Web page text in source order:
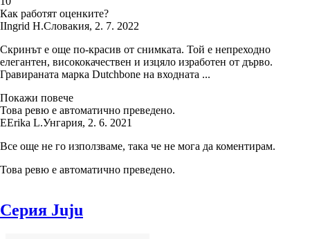
Как работят оценките?
IIngrid H.Словакия, 2. 7. 2022
Скринът е още по-красив от снимката. Той е непреходно
елегантен, висококачествен и изцяло изработен от дърво.
Гравираната марка Dutchbone на входната ...
Покажи повече
Това ревю е автоматично преведено.
EErika L.Унгария, 2. 6. 2021
Все още не го използваме, така че не мога да коментирам.
Това ревю е автоматично преведено.
Серия Juju